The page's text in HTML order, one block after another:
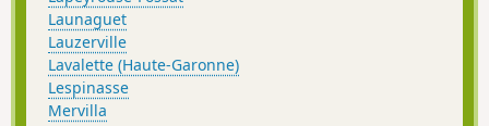
Launaguet
Lauzerville
Lavalette (Haute-Garonne)
Lespinasse
Mervilla